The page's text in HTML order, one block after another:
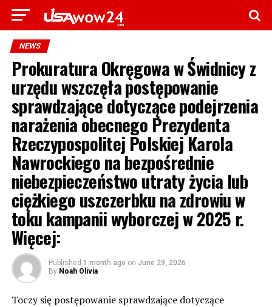
NEWS
Prokuratura Okręgowa w Świdnicy z
urzędu wszczęła postępowanie
sprawdzające dotyczące podejrzenia
narażenia obecnego Prezydenta
Rzeczypospolitej Polskiej Karola
Nawrockiego na bezpośrednie
niebezpieczeństwo utraty życia lub
ciężkiego uszczerbku na zdrowiu w
toku kampanii wyborczej w 2025 r.
Więcej:
Published 1 month ago on June 29, 2026
By Noah Olivia
Toczy się postępowanie sprawdzające dotyczące